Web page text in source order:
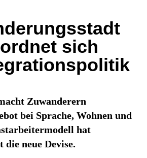
sich
Zuwanderern
bei Sprache, Wohnen und
hat
neue Devise.